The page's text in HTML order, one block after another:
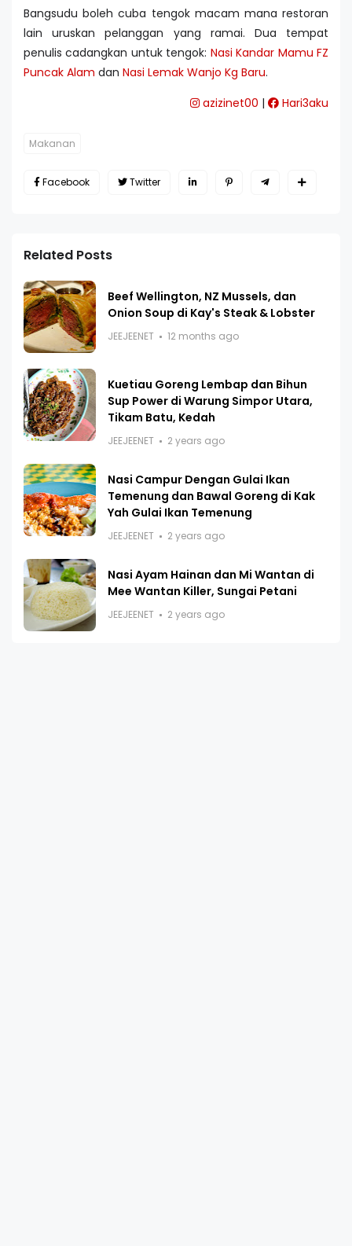
Bangsudu boleh cuba tengok macam mana restoran
lain uruskan pelanggan yang ramai. Dua tempat
penulis cadangkan untuk tengok: Nasi Kandar Mamu FZ
Puncak Alam dan Nasi Lemak Wanjo Kg Baru.
azizinet00 | Hari3aku
Makanan
Facebook Twitter
Related Posts
Beef Wellington, NZ Mussels, dan
Onion Soup di Kay's Steak & Lobster
JEEJEENET 12 months ago
Kuetiau Goreng Lembap dan Bihun
Sup Power di Warung Simpor Utara,
Tikam Batu, Kedah
JEEJEENET 2 years ago
Nasi Campur Dengan Gulai Ikan
Temenung dan Bawal Goreng di Kak
Yah Gulai Ikan Temenung
JEEJEENET 2 years ago
Nasi Ayam Hainan dan Mi Wantan di
Mee Wantan Killer, Sungai Petani
JEEJEENET 2 years ago